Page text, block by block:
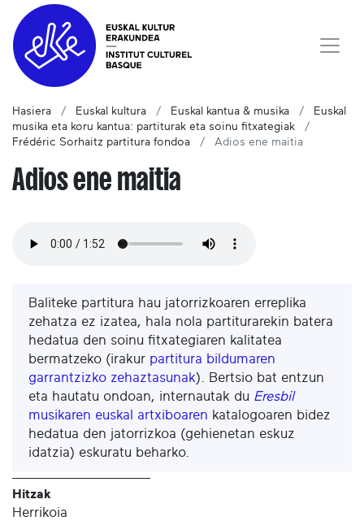
Hasiera Euskal kultura Euskal kantua & musika
Euskal
musika eta koru kantua: partiturak eta soinu fitxategiak
Frédéric Sorhaitz partitura fondoa
Adios ene maitia
Adios ene maitia
Baliteke partitura hau jatorrizkoaren erreplika
zehatza ez izatea, hala nola partiturarekin batera
hedatua den soinu fitxategiaren kalitatea
bermatzeko (irakur partitura bildumaren
garrantzizko zehaztasunak). Bertsio bat entzun
eta hautatu ondoan, internautak du Eresbil
musikaren euskal artxiboaren katalogoaren bidez
hedatua den jatorrizkoa (gehienetan eskuz
idatzia) eskuratu beharko.
Hitzak
Herrikoia